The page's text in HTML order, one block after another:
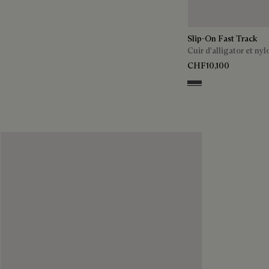
Slip-On Fast Track
Cuir d'alligator et
CHF10,100
Aluminio